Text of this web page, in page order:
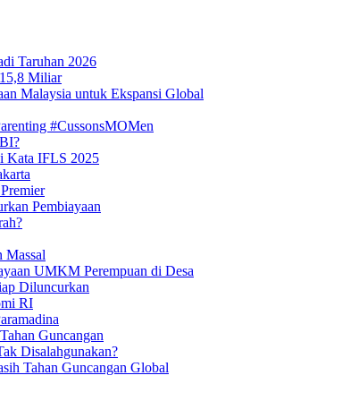
Taruhan 2026
Miliar
Malaysia untuk Ekspansi Global
#CussonsMOMen
Kata IFLS 2025
Pembiayaan
Massal
UMKM Perempuan di Desa
Diluncurkan
RI
Guncangan
Disalahgunakan?
Tahan Guncangan Global